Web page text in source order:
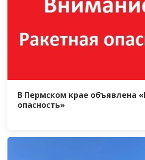
В Пермском крае объявлена
опасность»